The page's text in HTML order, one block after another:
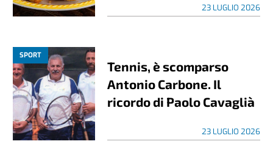
23 LUGLIO 2026
SPORT
Tennis, è scomparso
Antonio Carbone. Il
ricordo di Paolo Cavaglià
23 LUGLIO 2026